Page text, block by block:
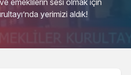
emeklilerin sesi olmak için
yerimizi aldık!